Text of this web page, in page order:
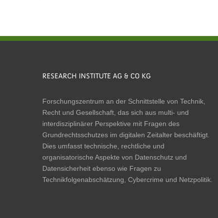
RESEARCH INSTITUTE AG & CO KG
Forschungszentrum an der Schnittstelle von Technik,
Recht und Gesellschaft, das sich aus multi- und
interdisziplinärer Perspektive mit Fragen des
Grundrechtsschutzes im digitalen Zeitalter beschäftigt.
Dies umfasst technische, rechtliche und
organisatorische Aspekte von Datenschutz und
Datensicherheit ebenso wie Fragen zu
Technikfolgenabschätzung, Cybercrime und Netzpolitik.